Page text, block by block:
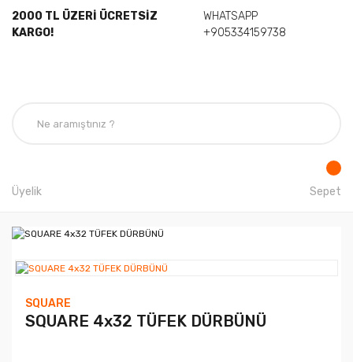
2000 TL ÜZERİ ÜCRETSİZ
KARGO!
WHATSAPP
+905334159738
Üyelik Sepet
SQUARE
SQUARE 4x32 TÜFEK DÜRBÜNÜ